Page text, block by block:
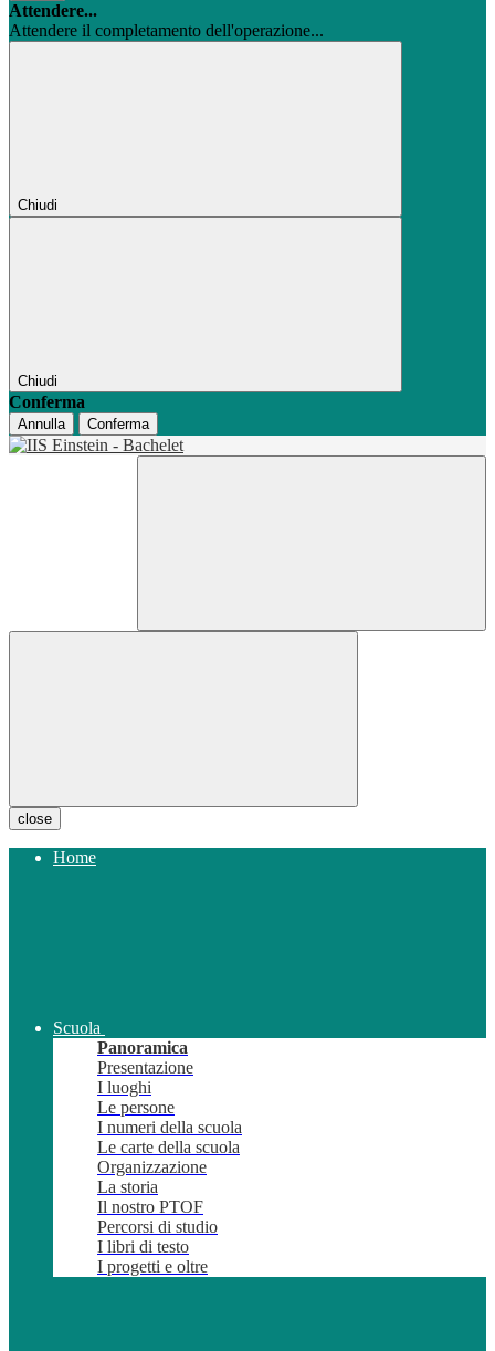
Attendere...
Attendere il completamento dell'operazione...
Chiudi
Chiudi
Conferma
Annulla Conferma
close
Home
Scuola
Panoramica
Presentazione
I luoghi
Le persone
I numeri della scuola
Le carte della scuola
Organizzazione
La storia
Il nostro PTOF
Percorsi di studio
I libri di testo
I progetti e oltre